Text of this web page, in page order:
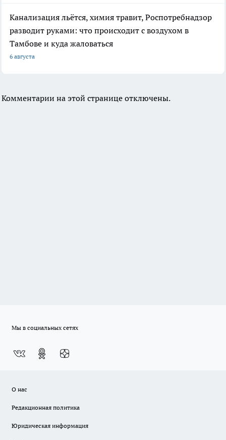
Канализация льётся, химия травит, Роспотребнадзор
разводит руками: что происходит с воздухом в
Тамбове и куда жаловаться
6 августа
Комментарии на этой странице отключены.
Мы в социальных сетях
О нас
Редакционная политика
Юридическая информация